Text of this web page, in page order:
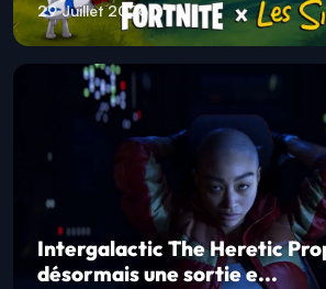
29 Juillet 2026
Intergalactic The Heretic
désormais une sortie e...